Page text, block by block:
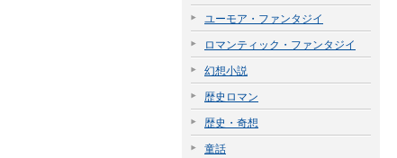
ユーモア・ファンタジイ
ロマンティック・ファンタジイ
幻想小説
歴史ロマン
歴史・奇想
童話